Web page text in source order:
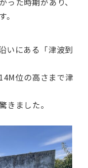
いにある「津波到
位の高さまで津
きました。